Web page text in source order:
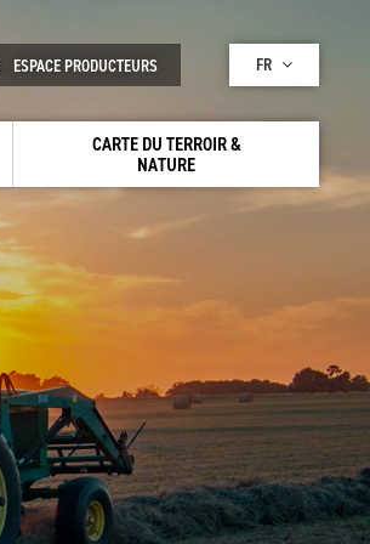
CARTE DU TERROIR &
NATURE
ESPACE PRODUCTEURS FR